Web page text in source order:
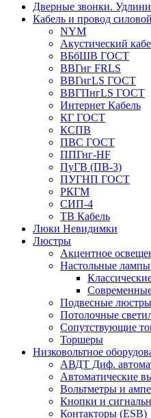
Дверные звонки.
Кабель и провод силовой
NYM
Акустический
ВБбШВ ГОСТ
ВВГнг FRLS
ВВГнгLS ГОСТ
ВВГПнгLS ГОСТ
Интернет Кабель
КГ ГОСТ
КСПВ
ПВС ГОСТ
ППГнг-HF
ПуГВ (ПВ-3)
ПУГНП ГОСТ
РКГМ
СИП-4
ТВ Кабель
Люки Невидимки
Люстры
Акцентное
Настольные лампы
Подвесные люстры
Потолочные
Сопутствующие
Торшеры
Низковольтное
АВДT Диф.
Автоматические
Вольтметры и
Кнопки и
Контакторы (ESB)